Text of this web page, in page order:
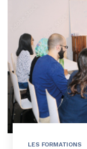
LES FORMATIONS